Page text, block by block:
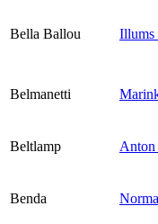
Bella Ballou Illums
Belmanetti
Beltlamp Anton
Benda